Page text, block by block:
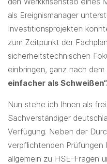
als Ereignismanager
Investitionsprojekten
zum Zeitpunkt der
sicherheitstechnischen
einbringen, ganz nach
einfacher als
Nun stehe ich Ihnen als
Sachverständiger
Verfügung. Neben der
verpflichtenden Prüfungen
allgemein zu HSE-Fragen